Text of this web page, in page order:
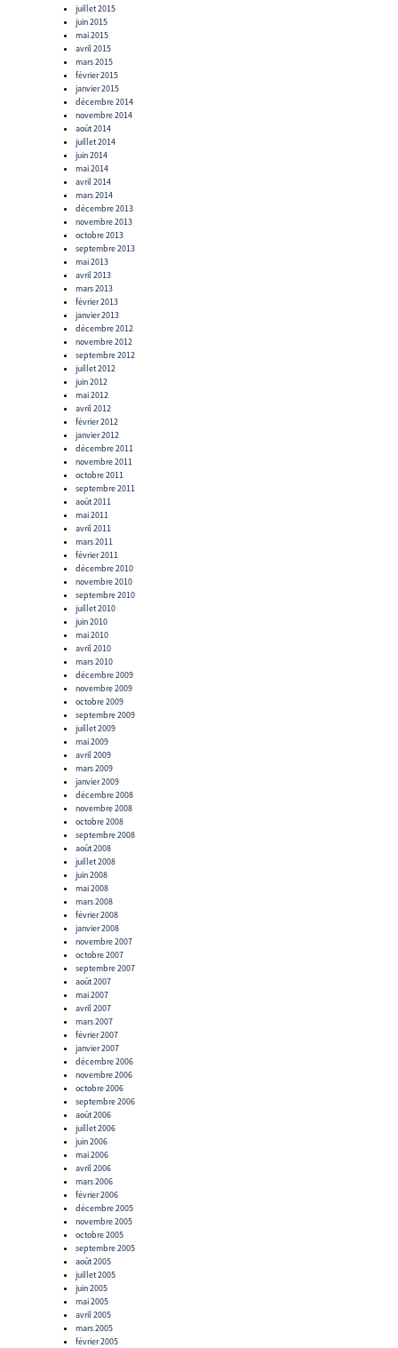
juillet 2015
juin 2015
mai 2015
avril 2015
mars 2015
février 2015
janvier 2015
décembre 2014
novembre 2014
août 2014
juillet 2014
juin 2014
mai 2014
avril 2014
mars 2014
décembre 2013
novembre 2013
octobre 2013
septembre 2013
mai 2013
avril 2013
mars 2013
février 2013
janvier 2013
décembre 2012
novembre 2012
septembre 2012
juillet 2012
juin 2012
mai 2012
avril 2012
février 2012
janvier 2012
décembre 2011
novembre 2011
octobre 2011
septembre 2011
août 2011
mai 2011
avril 2011
mars 2011
février 2011
décembre 2010
novembre 2010
septembre 2010
juillet 2010
juin 2010
mai 2010
avril 2010
mars 2010
décembre 2009
novembre 2009
octobre 2009
septembre 2009
juillet 2009
mai 2009
avril 2009
mars 2009
janvier 2009
décembre 2008
novembre 2008
octobre 2008
septembre 2008
août 2008
juillet 2008
juin 2008
mai 2008
mars 2008
février 2008
janvier 2008
novembre 2007
octobre 2007
septembre 2007
août 2007
mai 2007
avril 2007
mars 2007
février 2007
janvier 2007
décembre 2006
novembre 2006
octobre 2006
septembre 2006
août 2006
juillet 2006
juin 2006
mai 2006
avril 2006
mars 2006
février 2006
décembre 2005
novembre 2005
octobre 2005
septembre 2005
août 2005
juillet 2005
juin 2005
mai 2005
avril 2005
mars 2005
février 2005